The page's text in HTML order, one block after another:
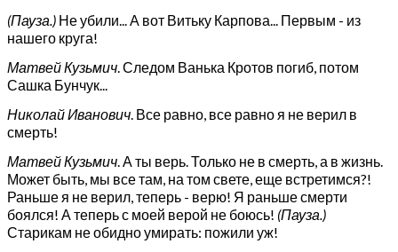
(Пауза.) Не убили... А вот Витьку Карпова... Первым - из
нашего круга!
Матвей Кузьмич. Следом Ванька Кротов погиб, потом
Сашка Бунчук...
Николай Иванович. Все равно, все равно я не верил в
смерть!
Матвей Кузьмич. А ты верь. Только не в смерть, а в жизнь.
Может быть, мы все там, на том свете, еще встретимся?!
Раньше я не верил, теперь - верю! Я раньше смерти
боялся! А теперь с моей верой не боюсь! (Пауза.)
Старикам не обидно умирать: пожили уж!